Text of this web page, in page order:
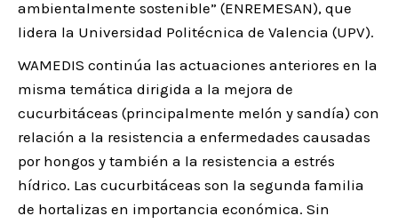
ambientalmente sostenible” (ENREMESAN), que
lidera la Universidad Politécnica de Valencia (UPV).
WAMEDIS continúa las actuaciones anteriores en la
misma temática dirigida a la mejora de
cucurbitáceas (principalmente melón y sandía) con
relación a la resistencia a enfermedades causadas
por hongos y también a la resistencia a estrés
hídrico. Las cucurbitáceas son la segunda familia
de hortalizas en importancia económica. Sin